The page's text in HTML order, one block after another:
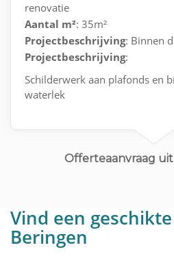
renovatie
Aantal m²: 35m²
Projectbeschrijving: Binnen
Projectbeschrijving:
Schilderwerk aan plafonds en
waterlek
Offerteaanvraag
Vind een
Beringen